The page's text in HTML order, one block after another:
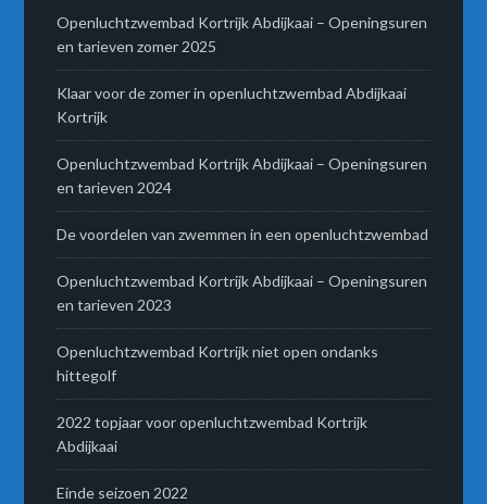
Openluchtzwembad Kortrijk Abdijkaai – Openingsuren
en tarieven zomer 2025
Klaar voor de zomer in openluchtzwembad Abdijkaai
Kortrijk
Openluchtzwembad Kortrijk Abdijkaai – Openingsuren
en tarieven 2024
De voordelen van zwemmen in een openluchtzwembad
Openluchtzwembad Kortrijk Abdijkaai – Openingsuren
en tarieven 2023
Openluchtzwembad Kortrijk niet open ondanks
hittegolf
2022 topjaar voor openluchtzwembad Kortrijk
Abdijkaai
Einde seizoen 2022